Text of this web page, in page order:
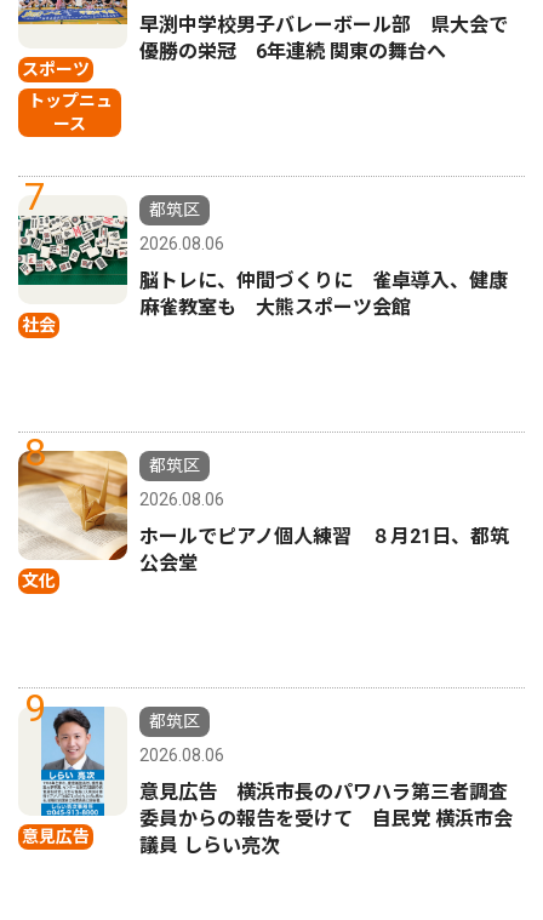
スポーツ
トップニュ
ース
早渕中学校男子バレーボール部 県大会で
優勝の栄冠 6年連続 関東の舞台へ
7
社会
都筑区
2026.08.06
脳トレに、仲間づくりに 雀卓導入、健康
麻雀教室も 大熊スポーツ会館
8
文化
都筑区
2026.08.06
ホールでピアノ個人練習 ８月21日、都筑
公会堂
9
意見広告
都筑区
2026.08.06
意見広告 横浜市長のパワハラ第三者調査
委員からの報告を受けて 自民党 横浜市会
議員 しらい亮次